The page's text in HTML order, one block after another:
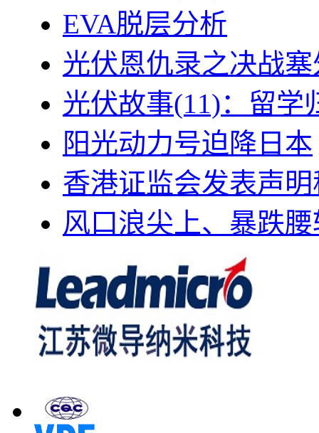
EVA脱层分析
光伏恩仇录之决战
光伏故事(11)：留学
阳光动力号迫降日本
香港证监会发表声
风口浪尖上、暴跌